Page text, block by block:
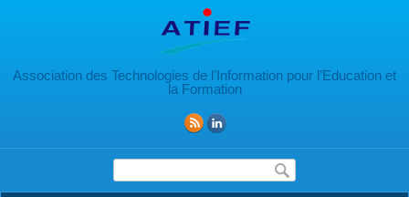
Association des Technologies de l’Information pour l’Education et
la Formation
Formulaire de recherche